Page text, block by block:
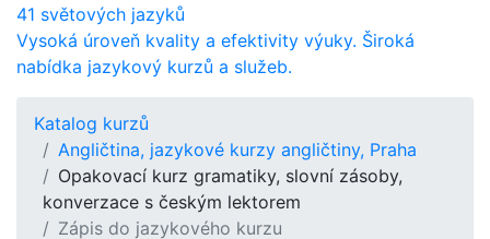
41 světových jazyků
Vysoká úroveň kvality a efektivity výuky. Široká
nabídka jazykový kurzů a služeb.
Katalog kurzů
Angličtina, jazykové kurzy angličtiny, Praha
Opakovací kurz gramatiky, slovní zásoby,
konverzace s českým lektorem
Zápis do jazykového kurzu